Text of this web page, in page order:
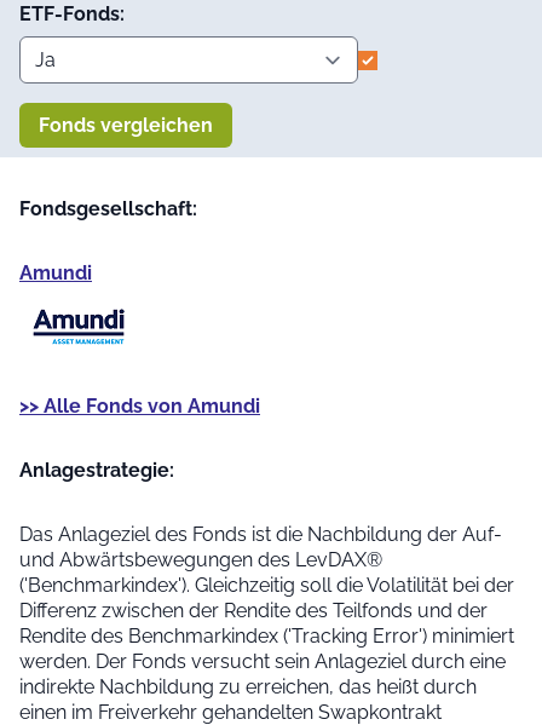
ETF-Fonds:
Fonds vergleichen
Fondsgesellschaft:
Amundi
>> Alle Fonds von Amundi
Anlage­strategie:
Das Anlageziel des Fonds ist die Nachbildung der Auf-
und Abwärtsbewegungen des LevDAX®
('Benchmarkindex'). Gleichzeitig soll die Volatilität bei der
Differenz zwischen der Rendite des Teilfonds und der
Rendite des Benchmarkindex ('Tracking Error') minimiert
werden. Der Fonds versucht sein Anlageziel durch eine
indirekte Nachbildung zu erreichen, das heißt durch
einen im Freiverkehr gehandelten Swapkontrakt